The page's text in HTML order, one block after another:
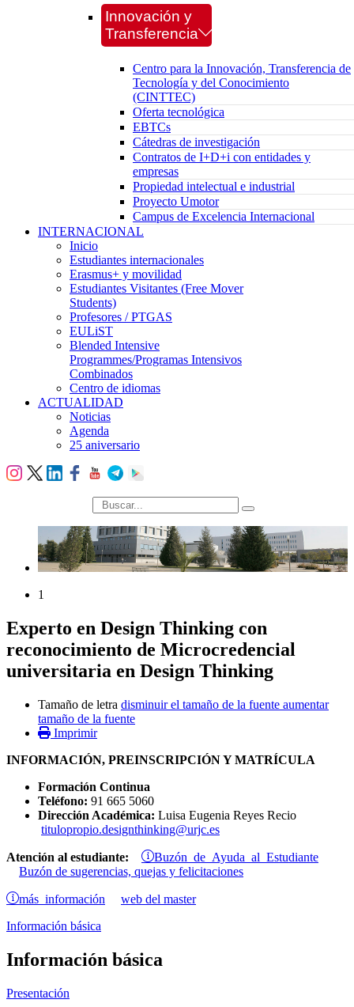
Innovación y
Transferencia
Centro para la Innovación, Transferencia de
Tecnología y del Conocimiento
(CINTTEC)
Oferta tecnológica
EBTCs
Cátedras de investigación
Contratos de I+D+i con entidades y
empresas
Propiedad intelectual e industrial
Proyecto Umotor
Campus de Excelencia Internacional
INTERNACIONAL
Inicio
Estudiantes internacionales
Erasmus+ y movilidad
Estudiantes Visitantes (Free Mover
Students)
Profesores / PTGAS
EULiST
Blended Intensive
Programmes/Programas Intensivos
Combinados
Centro de idiomas
ACTUALIDAD
Noticias
Agenda
25 aniversario
búsqueda
1
Experto en Design Thinking con
reconocimiento de Microcredencial
universitaria en Design Thinking
Tamaño de letra disminuir el tamaño de la fuente aumentar
tamaño de la fuente
Imprimir
INFORMACIÓN, PREINSCRIPCIÓN Y MATRÍCULA
Formación Continua
Teléfono: 91 665 5060
Dirección Académica: Luisa Eugenia Reyes Recio
titulopropio.designthinking@urjc.es
Atención al estudiante: Buzón de Ayuda al Estudiante
Buzón de sugerencias, quejas y felicitaciones
más información
web del master
Información básica
Información básica
Presentación